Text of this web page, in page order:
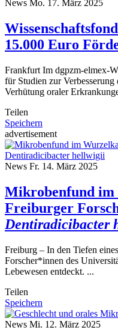
News Mo. 17. März 2025
15.000 Euro
Frankfurt Im dgpzm-elmex-
für Studien zur
Verhütung oraler
Teilen
Speichern
advertisement
News Fr. 14. März 2025
Mikrobenfund im
Freiburger
Dentiradicibacter
Freiburg – In den Tiefen
Forscher*innen des
Lebewesen entdeckt. ...
Teilen
Speichern
News Mi. 12. März 2025